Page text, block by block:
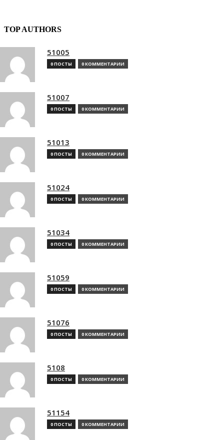
TOP AUTHORS
51005
0 ПОСТЫ 0 КОММЕНТАРИИ
51007
0 ПОСТЫ 0 КОММЕНТАРИИ
51013
0 ПОСТЫ 0 КОММЕНТАРИИ
51024
0 ПОСТЫ 0 КОММЕНТАРИИ
51034
0 ПОСТЫ 0 КОММЕНТАРИИ
51059
0 ПОСТЫ 0 КОММЕНТАРИИ
51076
0 ПОСТЫ 0 КОММЕНТАРИИ
5108
0 ПОСТЫ 0 КОММЕНТАРИИ
51154
0 ПОСТЫ 0 КОММЕНТАРИИ